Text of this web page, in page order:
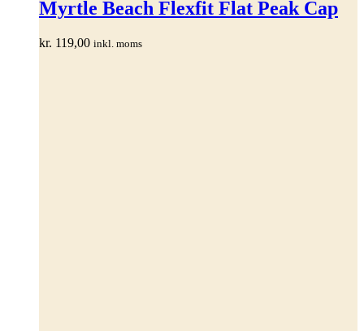
flere
Mulighederne
Myrtle Beach Flexfit Flat Peak Cap
kr. 119,00 inkl. moms